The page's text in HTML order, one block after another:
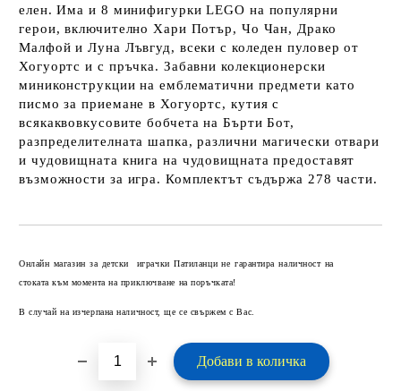
елен. Има и 8 минифигурки LEGO на популярни
герои, включително Хари Потър, Чо Чан, Драко
Малфой и Луна Лъвгуд, всеки с коледен пуловер от
Хогуортс и с пръчка. Забавни колекционерски
миниконструкции на емблематични предмети като
писмо за приемане в Хогуортс, кутия с
всякаквовкусовите бобчета на Бърти Бот,
разпределителната шапка, различни магически отвари
и чудовищната книга на чудовищната предоставят
възможности за игра. Комплектът съдържа 278 части.
Онлайн магазин за детски играчки Патиланци не гарантира наличност на
стоката към момента на приключване на поръчката!
В случай на изчерпана наличност, ще се свържем с Вас.